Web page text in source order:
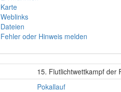
Karte
Weblinks
Dateien
Fehler oder Hinweis melden
15. Flutlichtwettkampf der
Pokallauf